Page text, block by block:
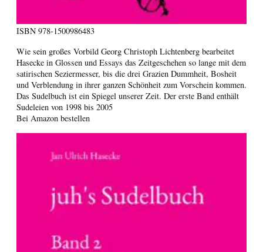
ISBN 978-1500986483
Wie sein großes Vorbild Georg Christoph Lichtenberg bearbeitet
Hasecke in Glossen und Essays das Zeitgeschehen so lange mit dem
satirischen Seziermesser, bis die drei Grazien Dummheit, Bosheit
und Verblendung in ihrer ganzen Schönheit zum Vorschein kommen.
Das Sudelbuch ist ein Spiegel unserer Zeit. Der erste Band enthält
Sudeleien von 1998 bis 2005
Bei Amazon bestellen